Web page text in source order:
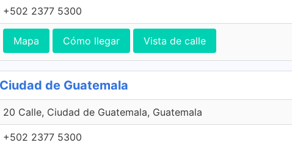
+502 2377 5300
Mapa Cómo llegar Vista de calle
de Guatemala
20 Calle, Ciudad de Guatemala, Guatemala
+502 2377 5300